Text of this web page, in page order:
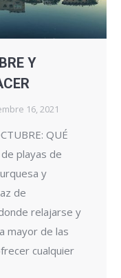
Y
16, 2021
QUÉ
playas de
y
de
relajarse y
mayor de las
cualquier